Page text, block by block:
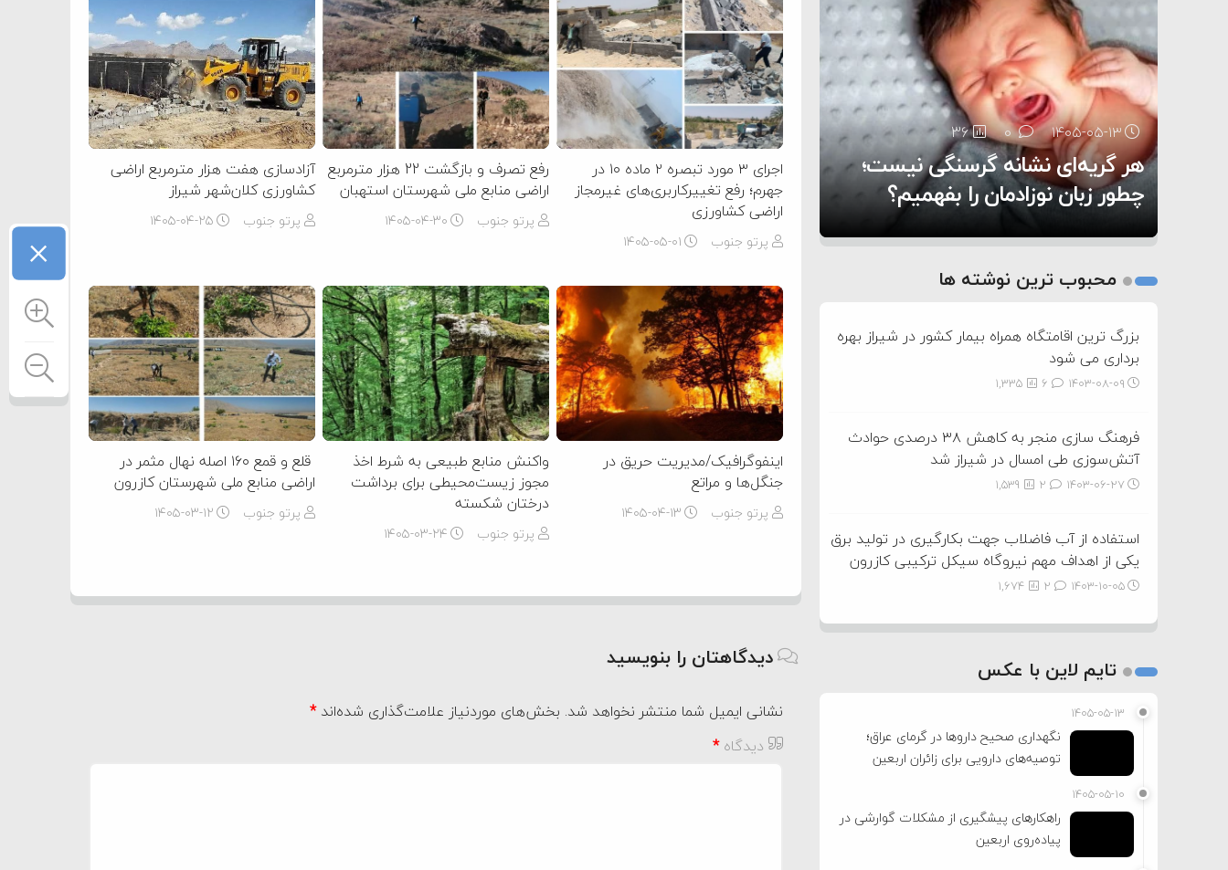
اجرای ۳ مورد تبصره ۲ ماده ۱۰ در
جهرم؛ رفع تغییرکاربری‌های غیرمجاز
اراضی کشاورزی
پرتو جنوب ۱۴۰۵-۰۵-۰۱
رفع تصرف و بازگشت 22 هزار مترمربع
اراضی منابع ملی شهرستان استهبان
پرتو جنوب ۱۴۰۵-۰۴-۳۰
آزادسازی هفت هزار مترمربع اراضی
کشاورزی کلان‌شهر شیراز
پرتو جنوب ۱۴۰۵-۰۴-۲۵
اینفوگرافیک/مدیریت حریق در
جنگل‌ها و مراتع
پرتو جنوب ۱۴۰۵-۰۴-۱۳
واکنش منابع طبیعی به شرط اخذ
مجوز زیست‌محیطی برای برداشت
درختان شکسته
پرتو جنوب ۱۴۰۵-۰۳-۲۴
️ قلع و قمع ۱۶۰ اصله نهال مثمر در
اراضی منابع ملی شهرستان کازرون
پرتو جنوب ۱۴۰۵-۰۳-۱۲
دیدگاهتان را بنویسید
نشانی ایمیل شما منتشر نخواهد شد. بخش‌های موردنیاز علامت‌گذاری شده‌اند*
دیدگاه*
ایران
کشورهایی که به متجاوزان کمک می کنند پاسخ سختی خواهند گرفت
۱۰:۱۵
سنتکام پایان تجاوز جدید به ایران را اعلام کرد
۶:۰۵
۱۴۰۵-۰۵-۱۳ 0
36
هر گریه‌ای نشانه گرسنگی نیست؛
چطور زبان نوزادمان را بفهمیم؟
۱۴۰۵-۰۵-۱۲ 0
25
تغذیه پدر می‌تواند بر سلامت نوزاد
تأثیر بگذارد
۱۴۰۵-۰۵-۱۲ 0
11
روی دیگر زندگی
2
محبوب ترین نوشته ها
بزرگ ترین اقامتگاه همراه بیمار کشور در شیراز بهره
برداری می شود
۱۴۰۳-۰۸-۰۹ 1,335
فرهنگ سازی منجر به کاهش ۳۸ درصدی حوادث
آتش‌سوزی طی امسال در شیراز شد
۱۴۰۳-۰۶-۲۷ 1,539
استفاده از آب فاضلاب جهت بکارگیری در تولید برق
یکی از اهداف مهم نیروگاه سیکل ترکیبی کازرون
۱۴۰۳-۱۰-۰۵ 1,674
تایم لاین با عکس
۱۴۰۵-۰۵-۱۳
نگهداری صحیح داروها در گرمای عراق؛
توصیه‌های دارویی برای زائران اربعین
۱۴۰۵-۰۵-۱۰
راهکارهای پیشگیری از مشکلات گوارشی در
پیاده‌روی اربعین
×